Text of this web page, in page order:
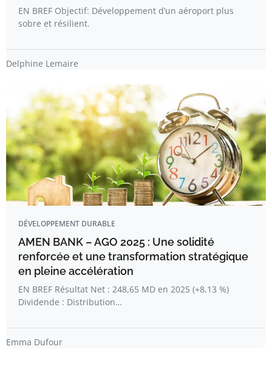
EN BREF Objectif: Développement d’un aéroport plus
sobre et résilient.
Delphine Lemaire
DÉVELOPPEMENT DURABLE
AMEN BANK – AGO 2025 : Une solidité
renforcée et une transformation stratégique
en pleine accélération
EN BREF Résultat Net : 248,65 MD en 2025 (+8,13 %)
Dividende : Distribution…
Emma Dufour